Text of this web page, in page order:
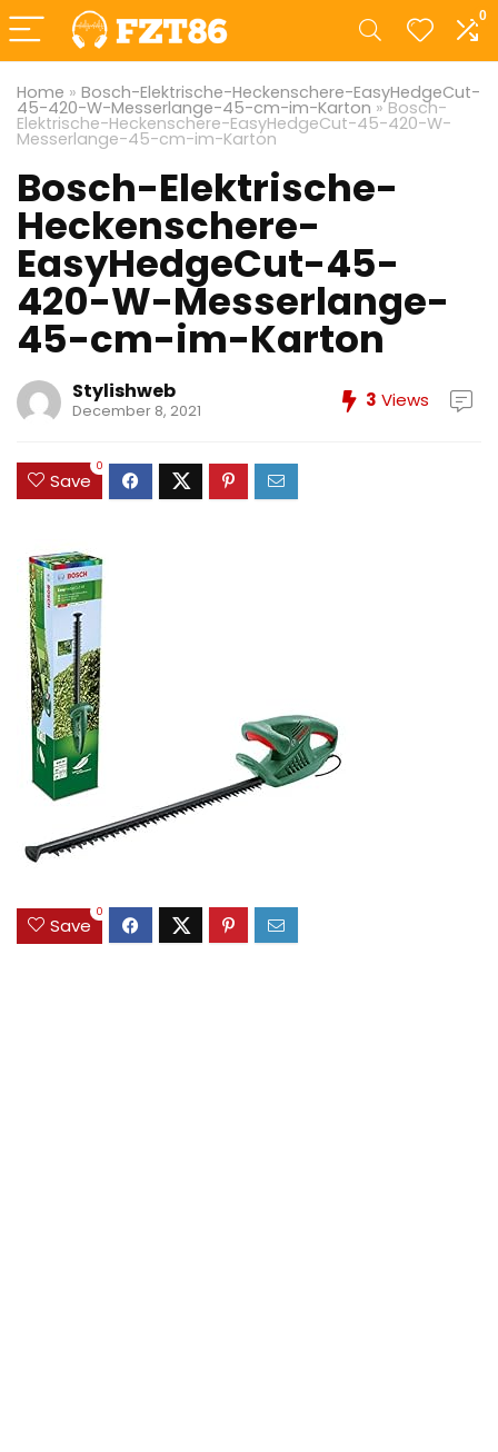
0
Home » Bosch-Elektrische-Heckenschere-EasyHedgeCut-
45-420-W-Messerlange-45-cm-im-Karton »Bosch-
Elektrische-Heckenschere-EasyHedgeCut-45-420-W-
Messerlange-45-cm-im-Karton
Bosch-Elektrische-
Heckenschere-
EasyHedgeCut-45-
420-W-Messerlange-
45-cm-im-Karton
Stylishweb
December 8, 2021 3 Views
Save
0
Save
0